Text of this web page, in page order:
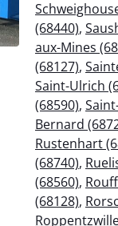
(68440),
aux-Mines
(68127),
Saint-Ulrich
(68590),
Bernard
Rustenhart
(68740),
(68560),
(68128),